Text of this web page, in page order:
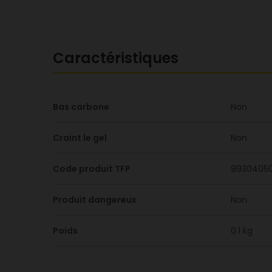
Caractéristiques
Bas carbone Non
Craint le gel Non
Code produit TFP
Produit dangereux Non
Poids 0.1 kg